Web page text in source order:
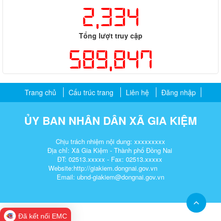
2,334
Tổng lượt truy cập
589,847
Trang chủ Cấu trúc trang Liên hệ Đăng nhập
ỦY BAN NHÂN DÂN XÃ GIA KIỆM
Chịu trách nhiệm nội dung: xxxxxxxxx
Địa chỉ: Xã Gia Kiệm - Thành phố Đồng Nai
ĐT: 02513.xxxxx - Fax: 02513.xxxxx
Website:http://giakiem.dongnai.gov.vn
Email: ubnd-giakiem@dongnai.gov.vn​
Đã kết nối EMC